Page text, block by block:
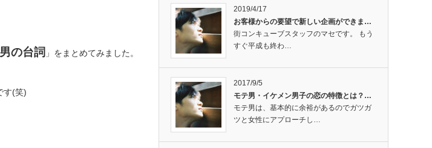
の台詞 」をまとめてみました。
す(笑)
2019/4/17
お客様からの要望で新しい企画ができま…
街コンキューブスタッフのマセです。 もう
すぐ平成も終わ…
2017/9/5
モテ男・イケメン男子の恋の特徴とは？…
モテ男は、基本的に余裕があるのでガツガ
ツと女性にアプローチし…